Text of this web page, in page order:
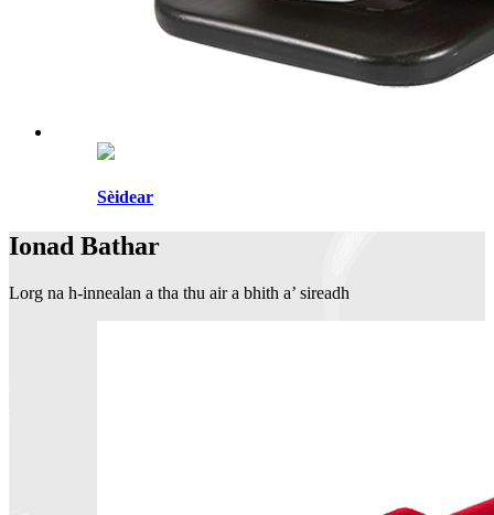
Sèidear
Ionad Bathar
Lorg na h-innealan a tha thu air a bhith a’ sireadh